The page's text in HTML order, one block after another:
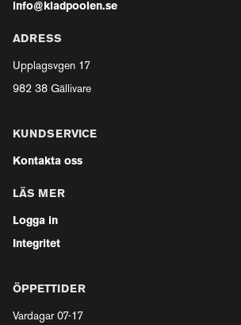
info@kladpoolen.se
ADRESS
Upplagsvgen 17
982 38 Gällivare
KUNDSERVICE
Kontakta oss
LÄS MER
Logga in
Integritet
ÖPPETTIDER
Vardagar 07-17